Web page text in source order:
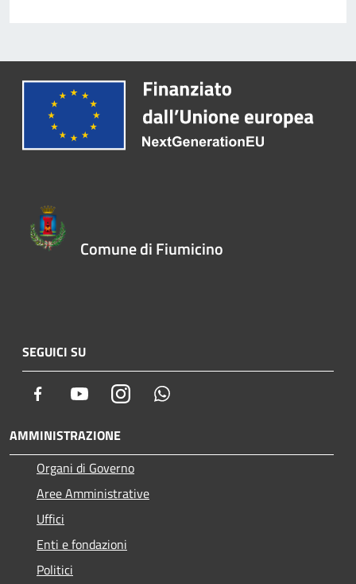
Comune di Fiumicino
SEGUICI SU
Facebook YoutubeInstagram
AMMINISTRAZIONE
Organi di Governo
Aree Amministrative
Uffici
Enti e fondazioni
Politici